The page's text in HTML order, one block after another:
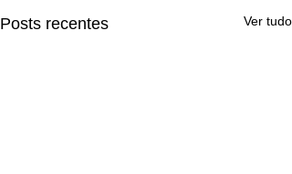
Posts recentes Ver tudo